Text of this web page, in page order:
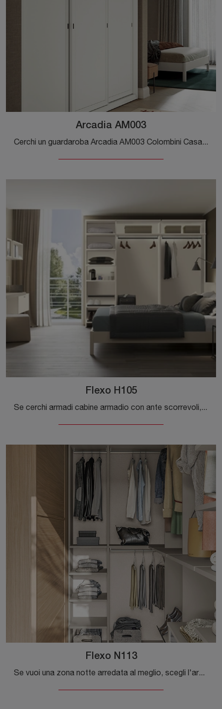
Arcadia AM003
Cerchi un guardaroba Arcadia AM003 Colombini Casa? Clicca subito! Gli armadi a muro con ante scorrevoli ti aspettano.
Flexo H105
Se cerchi armadi cabine armadio con ante scorrevoli, clicca e scopri l'armadio Flexo H105 di Colombini Casa in melaminico.
Flexo N113
Se vuoi una zona notte arredata al meglio, scegli l'armadio Flexo N113 con ante battenti di Colombini Casa!